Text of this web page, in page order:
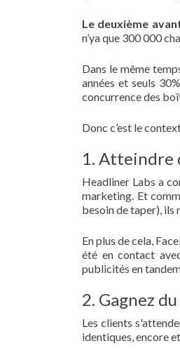
Le deuxième
n’ya que 300 000
Dans le même
années et seuls
concurrence des
Donc c’est le
1. Atteindre
Headliner Labs a
marketing. Et
besoin de taper), ils
En plus de cela,
été en contact
publicités en
2. Gagnez
Les clients
identiques, encore